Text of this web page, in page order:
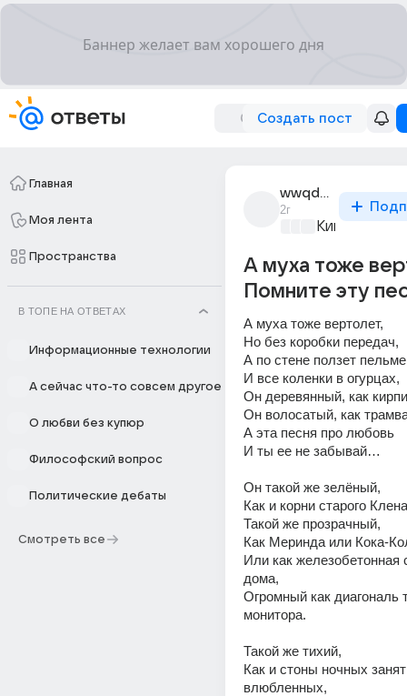
Создать пост
Главная
Моя лента
Пространства
В ТОПЕ НА ОТВЕТАХ
Информационные технологии
А сейчас что-то совсем другое
О любви без купюр
Философский вопрос
Политические дебаты
Смотреть все
wwqdaw_nnn_2
2г
Киномания
А муха тоже
Помните эту
А муха тоже вертолет,
Но без коробки передач,
А по стене ползет
И все коленки в огурцах,
Он деревянный, как
Он волосатый, как
А эта песня про любовь
И ты ее не забывай…
Он такой же зелёный,
Как и корни старого
Такой же прозрачный,
Как Меринда или Кока-
Или как железобетонная
дома,
Огромный как диагональ
монитора.
Такой же тихий,
Как и стоны ночных
влюбленных,